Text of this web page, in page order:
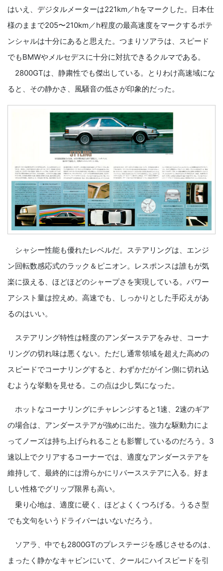
はいえ、デジタルメーターは221km／hをマークした。日本仕
様のままで205〜210km／h程度の最高速度をマークするポテ
ンシャルは十分にあると思えた。つまりソアラは、スピード
でもBMWやメルセデスに十分に対抗できるクルマである。
2800GTは、静粛性でも傑出している。とりわけ高速域にな
ると、その静かさ、風騒音の低さが印象的だった。
シャシー性能も優れたレベルだ。ステアリングは、エンジ
ン回転数感応式のラック＆ピニオン。レスポンスは誰もが気
楽に扱える、ほどほどのシャープさを実現している。パワー
アシスト量は控えめ。高速でも、しっかりとした手応えがあ
るのはいい。
ステアリング特性は軽度のアンダーステアをみせ、コーナ
リングの切れ味は悪くない。ただし通常領域を超えた高めの
スピードでコーナリングすると、わずかだがイン側に切れ込
むような挙動を見せる。この点は少し気になった。
ホットなコーナリングにチャレンジすると1速、2速のギア
の場合は、アンダーステアが強めに出た。強力な駆動力によ
ってノーズは持ち上げられることも影響しているのだろう。3
速以上でクリアするコーナーでは、適度なアンダーステアを
維持して、最終的には滑らかにリバースステアに入る。好ま
しい性格でグリップ限界も高い。
乗り心地は、適度に硬く、ほどよくくつろげる。うるさ型
でも文句をいうドライバーはいないだろう。
ソアラ、中でも2800GTのプレステージを感じさせるのは、
まったく静かなキャビンにいて、クールにハイスピードを引